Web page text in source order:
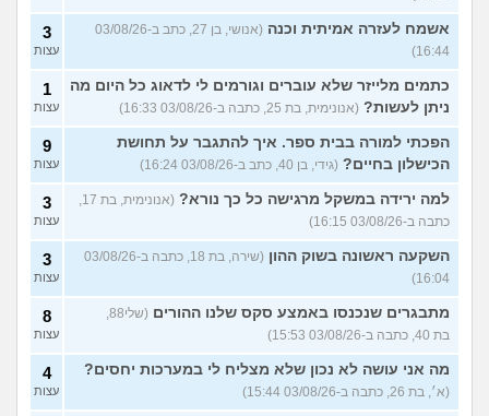
אשמח לעזרה אמיתית וכנה
(אנושי, בן 27, כתב ב-03/08/26
16:44)
3
עצות
כתמים מלייזר שלא עוברים וגורמים לי לדאוג כל היום מה
ניתן לעשות? (אנונימית, בת 25, כתבה ב-03/08/26 16:33)
1
עצות
הפכתי למורה בבית ספר. איך להתגבר על תחושת
הכישלון בחיים? (גידי, בן 40, כתב ב-03/08/26 16:24)
9
עצות
למה ירידה במשקל מרגישה כל כך נורא?
(אנונימית, בת 17,
כתבה ב-03/08/26 16:15)
3
עצות
השקעה ראשונה בשוק ההון
(שירה, בת 18, כתבה ב-03/08/26
16:04)
3
עצות
מתבגרים שנכנסו באמצע סקס שלנו ההורים
(שלי88,
בת 40, כתבה ב-03/08/26 15:53)
8
עצות
מה אני עושה לא נכון שלא מצליח לי במערכות יחסים?
(א׳, בת 26, כתבה ב-03/08/26 15:44)
4
עצות